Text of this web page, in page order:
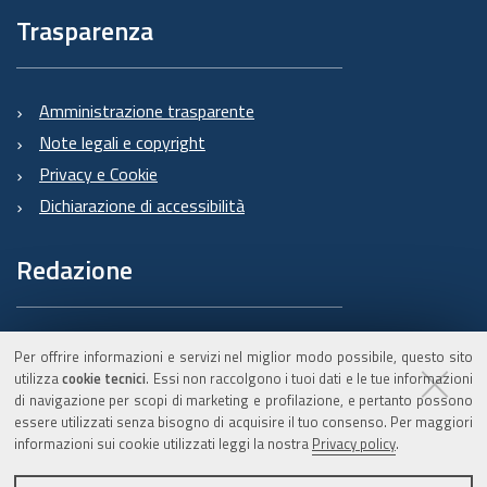
Per offrire informazioni e servizi nel miglior modo possibile, questo sito
utilizzacookie tecnici. Essi non raccolgono i tuoi dati e le tue informazioni
di navigazione per scopi di marketing e profilazione, e pertanto possono
essere utilizzati senza bisogno di acquisire il tuo consenso. Per maggiori
informazioni sui cookie utilizzati leggi la nostra Privacy policy.
della sicurezza dei dati.
Formalizziamo istruzioni, compiti ed oneri in
capo a tali soggetti terzi con la designazione
degli stessi a "Responsabili del trattamento".
Sottoponiamo tali soggetti a verifiche
periodiche al fine di constatare il mantenimento
dei livelli di garanzia registrati in occasione
I Suoi dati personali sono trattati da personale
interno previamente autorizzato e designato
quale incaricato del trattamento, a cui sono
impartite idonee istruzioni in ordine a misure,
accorgimenti, modus operandi, tutti volti alla
Trasparenza
Amministrazione trasparente
Note legali e copyright
Privacy e Cookie
Dichiarazione di accessibilità
Redazione
Informazioni sul Burert
e contatti
C.F. 800.625.903.79